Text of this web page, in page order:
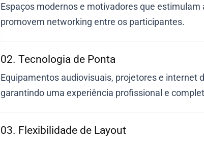
Espaços modernos e motivadores que estimulam
promovem networking entre os participantes.
02. Tecnologia de Ponta
Equipamentos audiovisuais, projetores e internet
garantindo uma experiência profissional e
03. Flexibilidade de Layout